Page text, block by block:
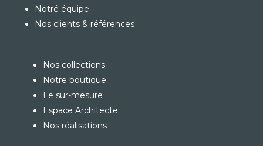
Notré équipe
Nos clients & références
Nos collections
Notre boutique
Le sur-mesure
Espace Architecte
Nos réalisations